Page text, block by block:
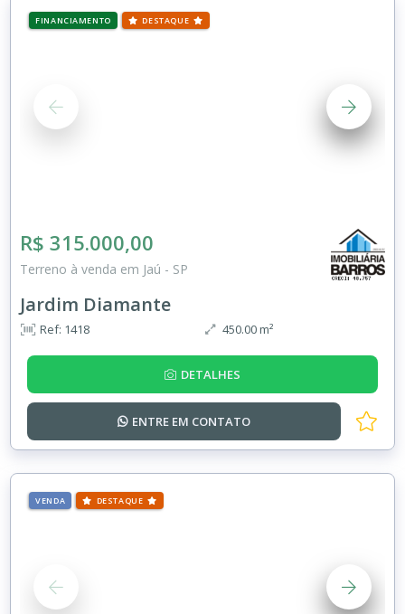
FINANCIAMENTO DESTAQUE
R$ 315.000,00
Terreno à venda em Jaú - SP
Jardim Diamante
Ref: 1418 450.00 m²
DETALHES
ENTRE EM CONTATO
VENDA DESTAQUE